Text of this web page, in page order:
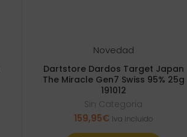
Novedad
Dartstore Dardos Target Japan
The Miracle Gen7 Swiss 95% 25g
191012
Sin Categoria
159,95€ Iva incluido